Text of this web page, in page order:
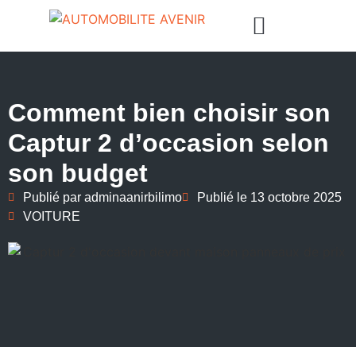
Comment bien choisir son
Captur 2 d’occasion selon
son budget
Publié par adminaanirbilimo Publié le 13 octobre 2025
VOITURE